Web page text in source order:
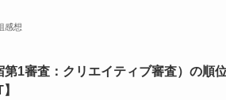
感想
第1審査：クリエイティブ審査）の順